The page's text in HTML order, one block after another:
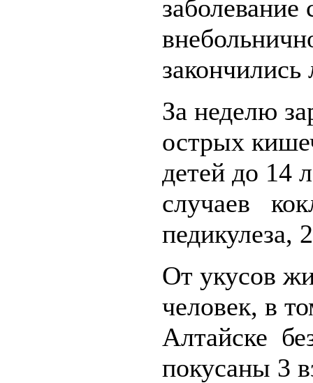
заболевание
За неделю
острых
детей до 14
случаев
педикулеза,
От укусов
человек, в
Алтайске
покусаны 3